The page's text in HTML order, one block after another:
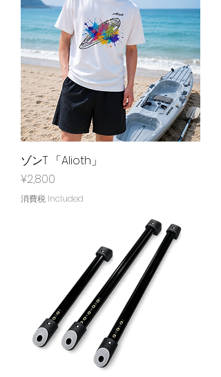
ゾンT 「Alioth」
Price
¥2,800
消費税 Included